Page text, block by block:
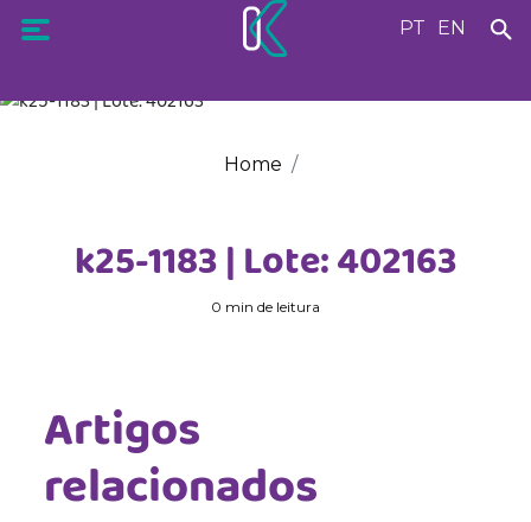
PT EN
Home
k25-1183 | Lote: 402163
0 min de leitura
Artigos
relacionados